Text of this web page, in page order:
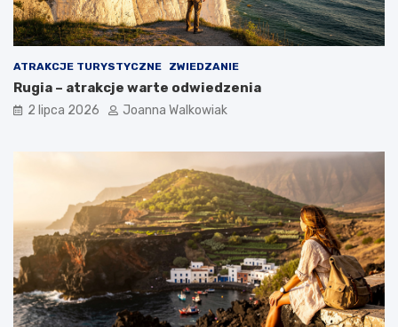
ATRAKCJE TURYSTYCZNE ZWIEDZANIE
Rugia – atrakcje warte odwiedzenia
2 lipca 2026 Joanna Walkowiak